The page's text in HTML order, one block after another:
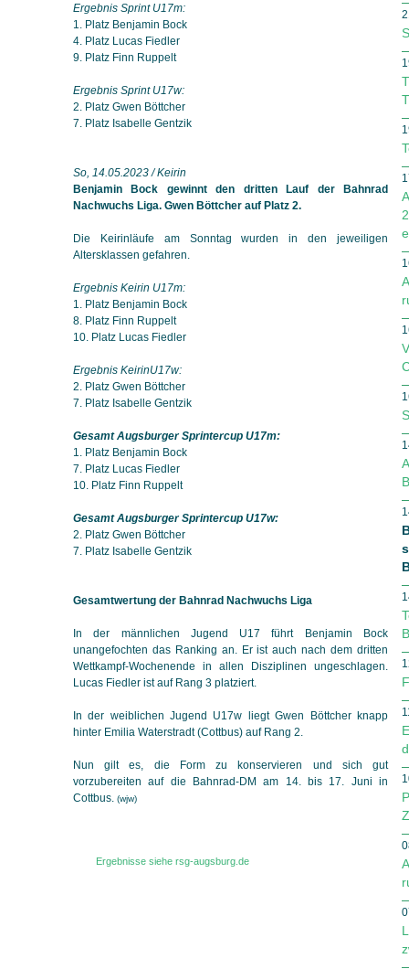
Ergebnis Sprint U17m:
1. Platz Benjamin Bock
4. Platz Lucas Fiedler
9. Platz Finn Ruppelt
Ergebnis Sprint U17w:
2. Platz Gwen Böttcher
7. Platz Isabelle Gentzik
So, 14.05.2023 / Keirin
Benjamin Bock gewinnt den dritten Lauf der Bahnrad
Nachwuchs Liga. Gwen Böttcher auf Platz 2.
Die Keirinläufe am Sonntag wurden in den jeweiligen
Altersklassen gefahren.
Ergebnis Keirin U17m:
1. Platz Benjamin Bock
8. Platz Finn Ruppelt
10. Platz Lucas Fiedler
Ergebnis KeirinU17w:
2. Platz Gwen Böttcher
7. Platz Isabelle Gentzik
Gesamt Augsburger Sprintercup U17m:
1. Platz Benjamin Bock
7. Platz Lucas Fiedler
10. Platz Finn Ruppelt
Gesamt Augsburger Sprintercup U17w:
2. Platz Gwen Böttcher
7. Platz Isabelle Gentzik
Gesamtwertung der Bahnrad Nachwuchs Liga
In der männlichen Jugend U17 führt Benjamin Bock
unangefochten das Ranking an. Er ist auch nach dem dritten
Wett­kampf-Wochenende in allen Disziplinen ungeschlagen.
Lucas Fiedler ist auf Rang 3 platziert.
In der weiblichen Jugend U17w liegt Gwen Böttcher knapp
hinter Emilia Waterstradt (Cottbus) auf Rang 2.
Nun gilt es, die Form zu konservieren und sich gut
vorzubereiten auf die Bahnrad-DM am 14. bis 17. Juni in
Cottbus. (wjw)
Ergebnisse siehe rsg-augsburg.de